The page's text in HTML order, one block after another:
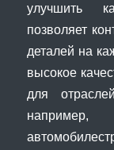
улучшить
позволяет
деталей на
высокое
для